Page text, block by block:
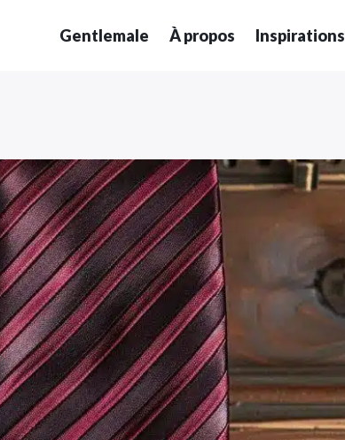
Gentlemale À propos Inspirations